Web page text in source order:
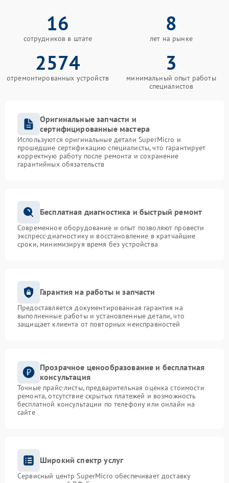
16
сотрудников в штате
8
лет на рынке
2574
отремонтированных устройств
3
минимальный опыт работы
специалистов
Оригинальные запчасти и
сертифицированные мастера
Используются оригинальные детали SuperMicro и
прошедшие сертификацию специалисты, что гарантирует
корректную работу после ремонта и сохранение
гарантийных обязательств
Бесплатная диагностика и быстрый ремонт
Современное оборудование и опыт позволяют провести
экспресс-диагностику и восстановление в кратчайшие
сроки, минимизируя время без устройства
Гарантия на работы и запчасти
Предоставляется документированная гарантия на
выполненные работы и установленные детали, что
защищает клиента от повторных неисправностей
Прозрачное ценообразование и бесплатная
консультация
Точные прайс-листы, предварительная оценка стоимости
ремонта, отсутствие скрытых платежей и возможность
бесплатной консультации по телефону или онлайн на
сайте
Широкий спектр услуг
Сервисный центр SuperMicro обеспечивает доставку